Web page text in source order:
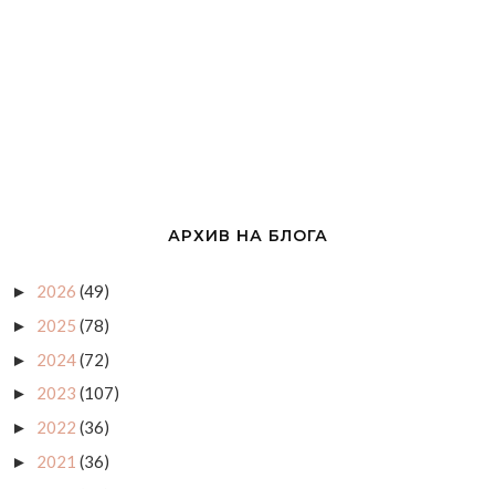
АРХИВ НА БЛОГА
► 2026 (49)
► 2025 (78)
► 2024(72)
► 2023 (107)
► 2022 (36)
► 2021 (36)